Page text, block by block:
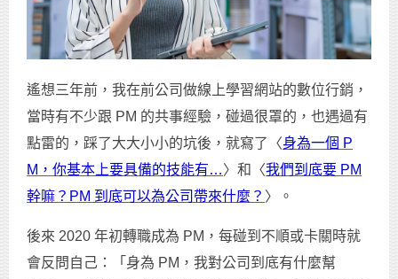
遙想三年前，我在前公司做線上學習網站的數位行銷，
當時有不少跟 PM 的共事經驗，碰過很罩的，也遇過有
點雷的，踩了大大小小的坑後，就寫了〈身為一個 P
M，你基本上要具備的技能有…〉和〈我們到底要 PM
幹嘛？PM 到底可以為公司帶來什麼？ 〉。
後來 2020 年初轉職成為 PM，每碰到不順或卡關時就
會反問自己：「身為 PM，我對公司到底有什麼幫